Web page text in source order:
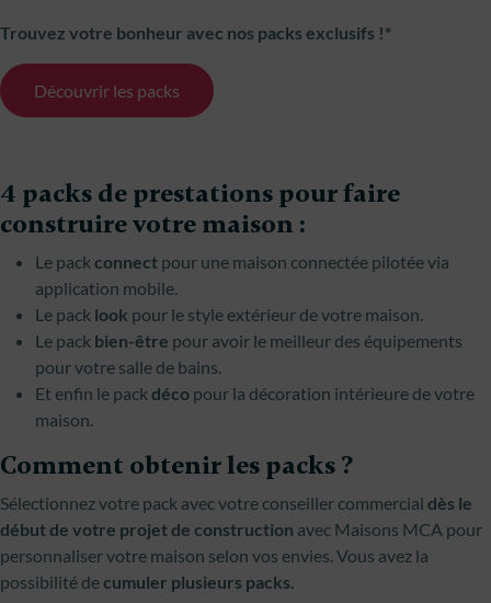
Trouvez votre bonheur avec nos packs exclusifs !*
Découvrir les packs
4 packs de prestations pour faire
construirevotre maison :
Le packconnect pour une maison connectée pilotée via
application mobile.
Le pack look pour le style extérieur de votre maison.
Le pack bien-être pour avoir le meilleur des équipements
pour votre salle de bains.
Et enfin le packdéco pour la décoration intérieure de votre
maison.
Comment obtenir les packs ?
Sélectionnez votre pack avec votre conseiller commercial dès le
début de votre projet de construction avec Maisons MCA pour
personnaliser votre maison selon vos envies. Vous avez la
possibilité decumuler plusieurs packs.